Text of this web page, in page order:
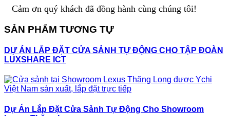
Cảm ơn quý khách đã đồng hành cùng chúng tôi!
SẢN PHẨM TƯƠNG TỰ
DỰ ÁN LẮP ĐẶT CỬA SẢNH TỰ ĐỘNG CHO TẬP ĐOÀN
LUXSHARE ICT
Dự Án Lắp Đặt Cửa Sảnh Tự Động Cho Showroom